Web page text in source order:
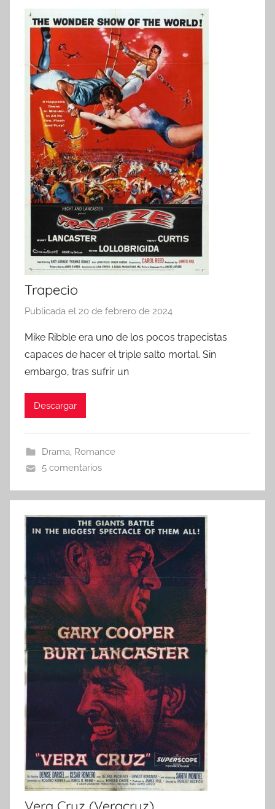
Trapecio
Publicada el 20 de febrero de 2024
r
Mike Ribble era uno de los pocos trapecistas
capaces de hacer el triple salto mortal. Sin
embargo, tras sufrir un
Descargar
Drama, Romance
5 comentarios